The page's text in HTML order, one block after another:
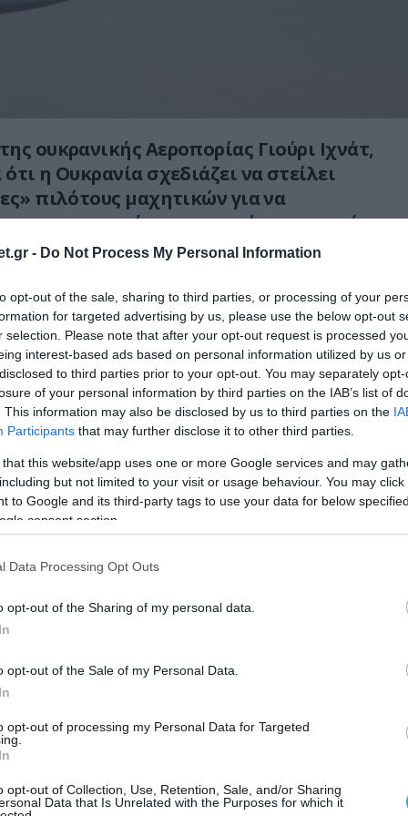
- Do Not Process My Personal Information
opt-out of the sale, sharing to third parties, or processing of your
for targeted advertising by us, please use the below opt-out
selection. Please note that after your opt-out request is processed
interest-based ads based on personal information utilized by us
to third parties prior to your opt-out. You may separately
of your personal information by third parties on the IAB’s list of
This information may also be disclosed by us to third parties on the
Participants that may further disclose it to other third parties.
that this website/app uses one or more Google services and may
but not limited to your visit or usage behaviour. You may
to Google and its third-party tags to use your data for below
consent section.
Data Processing Opt Outs
opt-out of the Sharing of my personal data.
opt-out of the Sale of my Personal Data.
opt-out of processing my Personal Data for Targeted
opt-out of Collection, Use, Retention, Sale, and/or Sharing
Data that Is Unrelated with the Purposes for which it
ουκρανικής Αεροπορίας Γιούρι Ιχνάτ,
η Ουκρανία σχεδιάζει να στείλει
πιλότους μαχητικών για να
αμερικανικής κατασκευής μαχητικά
καθώς δυτικοί σύμμαχοι έχουν ετοιμάσει
για να αρχίσει το συντομότερο δυνατόν»,
ουκρανική δημόσια τηλεόραση,
οι πιλότοι που θα επιλεγούν για την
πολεμική εμπειρία.«Δεν είναι
επανεκπαίδευση»,δήλωσε ο Ιχνάτ.
έχει εξαπολύσει μια από μακρού
έχει δηλώσει επανειλημμένα ότι
αεροσκάφη για να απαντήσει με
κυριαρχία της Ρωσίας.
Δανία, χώρες μέλη του ΝΑΤΟ, ηγούνται των
διεθνούς συνασπισμού για την εκπαίδευση
υποστήριξης, για τη συντήρηση
στο Ρόιτερς πως η εκπαίδευση
στα F-16 θα μπορούσε να αρχίσει αυτό